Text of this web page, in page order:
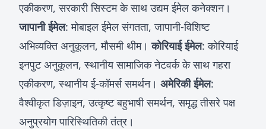
एकीकरण, सरकारी सिस्टम के साथ उद्यम ईमेल कनेक्शन।
जापानी ईमेल: मोबाइल ईमेल संगतता, जापानी-विशिष्ट
अभिव्यक्ति अनुकूलन, मौसमी थीम।कोरियाई ईमेल: कोरियाई
इनपुट अनुकूलन, स्थानीय सामाजिक नेटवर्क के साथ गहरा
एकीकरण, स्थानीय ई-कॉमर्स समर्थन। अमेरिकी ईमेल:
वैश्वीकृत डिज़ाइन, उत्कृष्ट बहुभाषी समर्थन, समृद्ध तीसरे पक्ष
अनुप्रयोग पारिस्थितिकी तंत्र।